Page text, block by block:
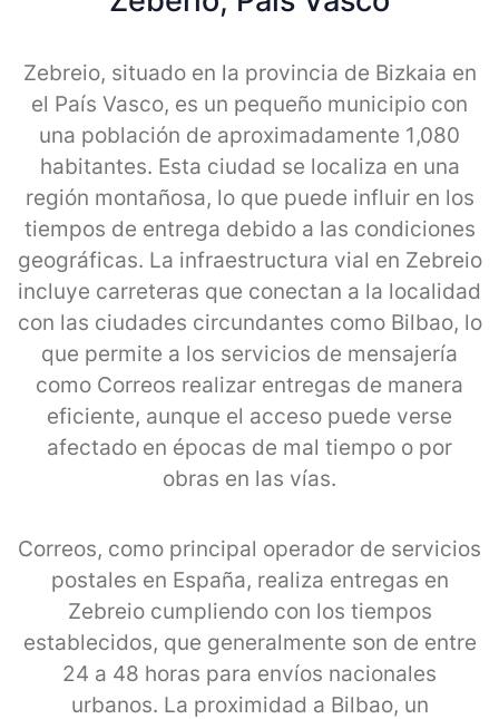
Zebreio, situado en la provincia de Bizkaia en
el País Vasco, es un pequeño municipio con
una población de aproximadamente 1,080
habitantes. Esta ciudad se localiza en una
región montañosa, lo que puede influir en los
tiempos de entrega debido a las condiciones
geográficas. La infraestructura vial en Zebreio
incluye carreteras que conectan a la localidad
con las ciudades circundantes como Bilbao, lo
que permite a los servicios de mensajería
como Correos realizar entregas de manera
eficiente, aunque el acceso puede verse
afectado en épocas de mal tiempo o por
obras en las vías.
Correos, como principal operador de servicios
postales en España, realiza entregas en
Zebreio cumpliendo con los tiempos
establecidos, que generalmente son de entre
24 a 48 horas para envíos nacionales
urbanos. La proximidad a Bilbao, un